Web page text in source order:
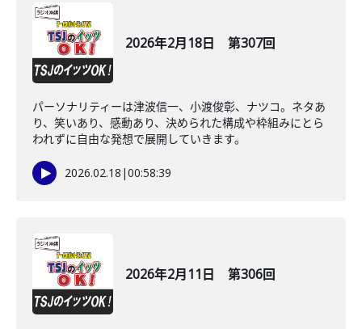
2026年2月18日 第307回
パーソナリティーは津波信一、小渡俊彰、ナツコ。ネタあ
り、笑いあり、感動あり、決められた構成や枠組みにとら
われずに自由な発想で展開していきます。
2026.02.18 |00:58:39
2026年2月11日 第306回